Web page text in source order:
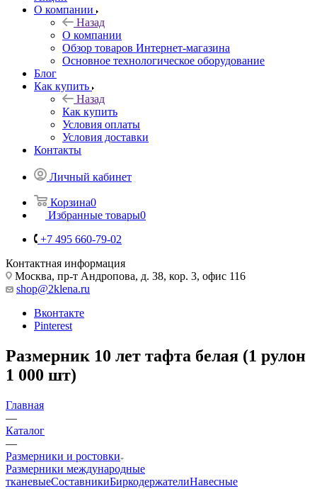
О компании
Назад
О компании
Обзор товаров Интернет-магазина
Основное технологическое оборудование
Блог
Как купить
Назад
Как купить
Условия оплаты
Условия доставки
Контакты
Личный кабинет
Корзина0
Избранные товары0
+7 495 660-79-02
Контактная информация
Москва, пр-т Андропова, д. 38, кор. 3, офис 116
shop@2klena.ru
Вконтакте
Pinterest
Размерник 10 лет тафта белая (1 рулон
1 000 шт)
Главная
—
Каталог
—
Размерники и ростовки
Размерники международные
тканевыеСоставникиБиркодержателиНавесные